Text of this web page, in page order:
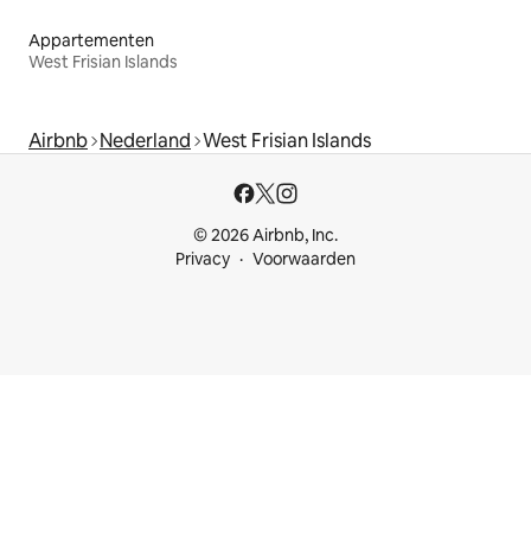
Appartementen
West Frisian Islands
Airbnb Nederland West Frisian Islands
© 2026 Airbnb, Inc.
Privacy
Voorwaarden